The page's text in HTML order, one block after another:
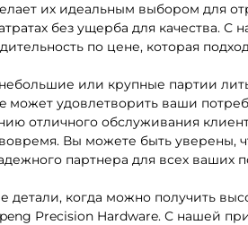
их идеальным выбором для
без ущерба для качества.
по цене, которая
или крупные партии
может удовлетворить ваши
отличного обслуживания
Вы можете быть уверены,
партнера для всех ваших
детали, когда можно получить
Precision Hardware. С нашей